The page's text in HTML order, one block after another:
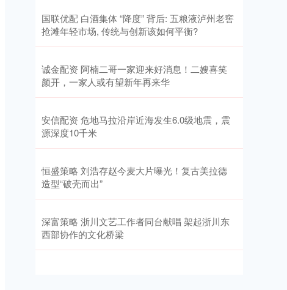
国联优配 白酒集体 “降度” 背后: 五粮液泸州老窖
抢滩年轻市场, 传统与创新该如何平衡?
诚金配资 阿楠二哥一家迎来好消息！二嫂喜笑
颜开，一家人或有望新年再来华
安信配资 危地马拉沿岸近海发生6.0级地震，震
源深度10千米
恒盛策略 刘浩存赵今麦大片曝光！复古美拉德
造型“破壳而出”
深富策略 浙川文艺工作者同台献唱 架起浙川东
西部协作的文化桥梁